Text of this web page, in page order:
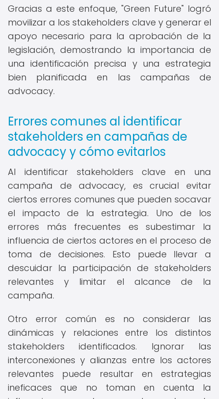
Gracias a este enfoque, "Green Future" logró
movilizar a los stakeholders clave y generar el
apoyo necesario para la aprobación de la
legislación, demostrando la importancia de
una identificación precisa y una estrategia
bien planificada en las campañas de
advocacy.
Errores comunes al identificar
stakeholders en campañas de
advocacy y cómo evitarlos
Al identificar stakeholders clave en una
campaña de advocacy, es crucial evitar
ciertos errores comunes que pueden socavar
el impacto de la estrategia. Uno de los
errores más frecuentes es subestimar la
influencia de ciertos actores en el proceso de
toma de decisiones. Esto puede llevar a
descuidar la participación de stakeholders
relevantes y limitar el alcance de la
campaña.
Otro error común es no considerar las
dinámicas y relaciones entre los distintos
stakeholders identificados. Ignorar las
interconexiones y alianzas entre los actores
relevantes puede resultar en estrategias
ineficaces que no toman en cuenta la